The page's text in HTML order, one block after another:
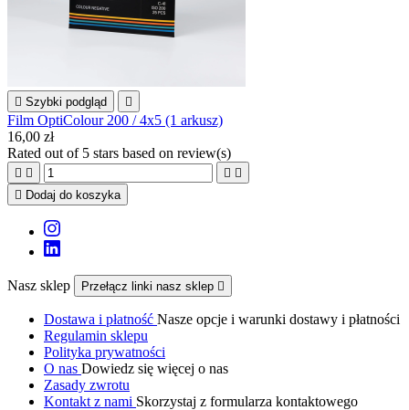
 Szybki podgląd 
Film OptiColour 200 / 4x5 (1 arkusz)
16,00 zł
Rated out of 5 stars based on review(s)
   
 Dodaj do koszyka
Nasz sklep Przełącz linki nasz sklep 
Dostawa i płatność Nasze opcje i warunki dostawy i płatności
Regulamin sklepu
Polityka prywatności
O nas Dowiedz się więcej o nas
Zasady zwrotu
Kontakt z nami Skorzystaj z formularza kontaktowego